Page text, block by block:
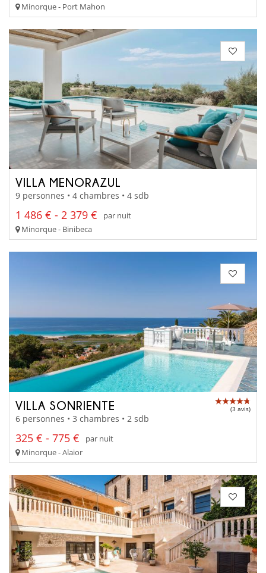
Minorque - Port Mahon
VILLA MENORAZUL
9 personnes • 4 chambres • 4 sdb
1 486 € - 2 379 €
par nuit
Minorque - Binibeca
VILLA SONRIENTE (3 avis)
6 personnes • 3 chambres • 2 sdb
325 € - 775 €
par nuit
Minorque - Alaior